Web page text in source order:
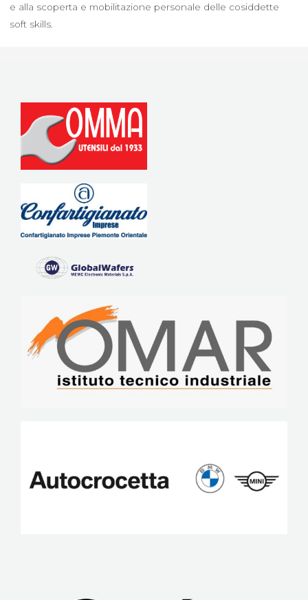
e alla scoperta e mobilitazione personale delle cosiddette
soft skills.